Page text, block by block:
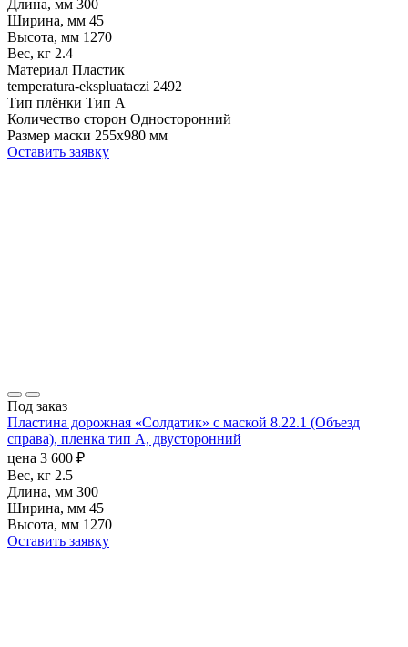
Длина, мм 300
Ширина, мм 45
Высота, мм 1270
Вес, кг 2.4
Материал Пластик
temperatura-ekspluataczi 2492
Тип плёнки Тип А
Количество сторон Односторонний
Размер маски 255х980 мм
Оставить заявку
Под заказ
Пластина дорожная «Солдатик» с маской 8.22.1 (Объезд
справа), пленка тип А, двусторонний
цена 3 600 ₽
Вес, кг 2.5
Длина, мм 300
Ширина, мм 45
Высота, мм 1270
Оставить заявку